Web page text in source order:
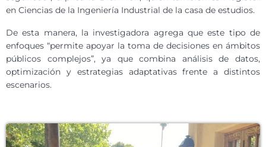
en Ciencias de la Ingeniería Industrial de la casa de estudios.
De esta manera, la investigadora agrega que este tipo de
enfoques “permite apoyar la toma de decisiones en ámbitos
públicos complejos”, ya que combina análisis de datos,
optimización y estrategias adaptativas frente a distintos
escenarios.